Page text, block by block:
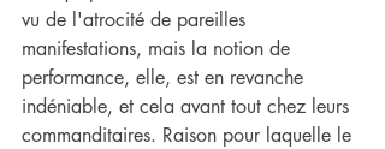
vu de l'atrocité de pareilles
manifestations, mais la notion de
performance, elle, est en revanche
indéniable, et cela avant tout chez leurs
commanditaires. Raison pour laquelle le